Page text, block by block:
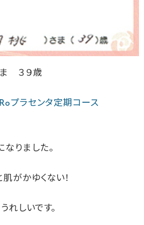
３９歳
プラセンタ定期コース
りました。
がかゆくない！
れしいです。